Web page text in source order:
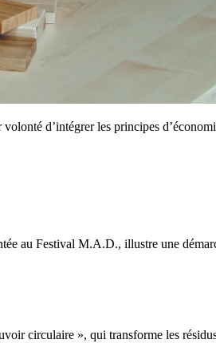
d’intégrer les principes
au Festival M.A.D., illustre une
circulaire », qui transforme les